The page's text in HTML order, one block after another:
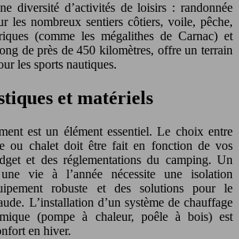
diversité d’activités de loisirs : randonnée
les nombreux sentiers côtiers, voile, pêche,
(comme les mégalithes de Carnac) et
de près de 450 kilomètres, offre un terrain
les sports nautiques.
et matériels
est un élément essentiel. Le choix entre
ou chalet doit être fait en fonction de vos
et des réglementations du camping. Un
vie à l’année nécessite une isolation
robuste et des solutions pour le
L’installation d’un système de chauffage
(pompe à chaleur, poêle à bois) est
en hiver.